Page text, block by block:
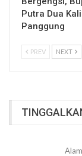
Putra Dua
Panggung
PREV NEXT